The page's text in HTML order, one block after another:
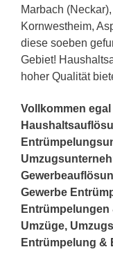
Marbach
Kornwestheim,
diese soeben
Gebiet!
hoher Qualität
Vollkommen
Gewerbe
Umzüge,
Entrümpelung &